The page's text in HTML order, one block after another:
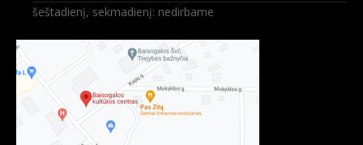
šeštadienį, sekmadienį: nedirbame